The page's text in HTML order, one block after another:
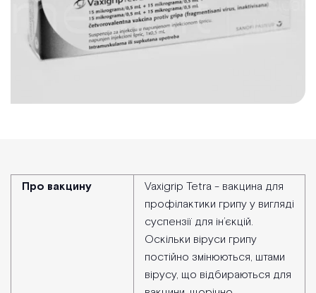
Про вакцину
Vaxigrip Tetra - вакцина для
профілактики грипу у вигляді
суспензії для ін’єкцій.
Оскільки віруси грипу
постійно змінюються, штами
вірусу, що відбираються для